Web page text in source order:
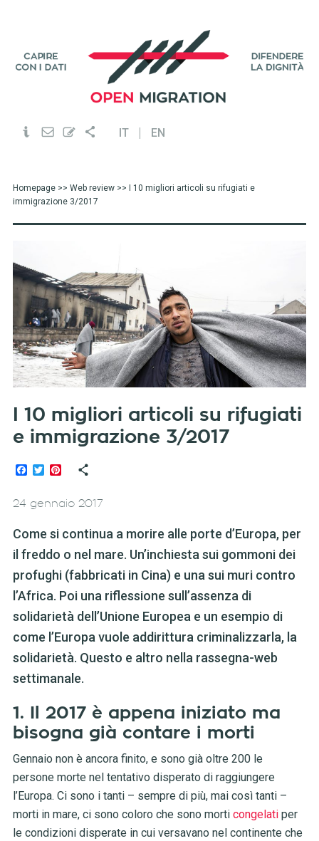
IT EN
Homepage>> Web review>> I 10 migliori articoli su rifugiati e
immigrazione 3/2017
I 10 migliori articoli su rifugiati
e immigrazione 3/2017
Facebook
TwitterPinterest
24 gennaio 2017
Come si continua a morire alle porte d’Europa, per
il freddo o nel mare. Un’inchiesta sui gommoni dei
profughi (fabbricati in Cina) e una sui muri contro
l’Africa. Poi una riflessione sull’assenza di
solidarietà dell’Unione Europea e un esempio di
come l’Europa vuole addirittura criminalizzarla, la
solidarietà. Questo e altro nella rassegna-web
settimanale.
1. Il 2017 è appena iniziato ma
bisogna già contare i morti
Gennaio non è ancora finito, e sono già oltre 200 le
persone morte nel tentativo disperato di raggiungere
l’Europa. Ci sono i tanti – sempre di più, mai così tanti –
morti in mare, ci sono coloro che sono morti congelatiper
le condizioni disperate in cui versavano nel continente che